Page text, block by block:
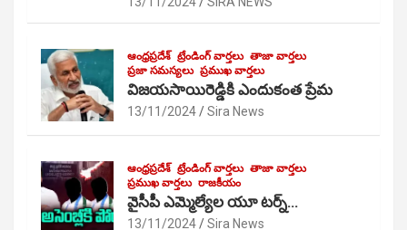
ఆంధ్రప్రదేశ్ ట్రేండింగ్ వార్తలు తాజా వార్తలు
ప్రజా సమస్యలు ప్రముఖ వార్తలు
విజయసాయిరెడ్డికి ఎందుకంత ప్రేమ
13/11/2024 Sira News
ఆంధ్రప్రదేశ్ ట్రేండింగ్ వార్తలు తాజా వార్తలు
ప్రముఖ వార్తలు రాజకీయం
వైసీపీ ఎమ్మెల్యేల యూ టర్న్…
13/11/2024 Sira News